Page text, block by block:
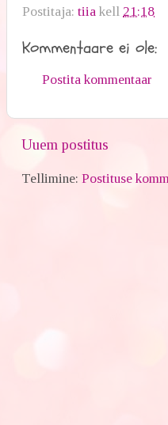
Postitaja:tiia kell 21:18
Kommentaare ei ole:
Postita kommentaar
Uuem postitus
Tellimine:Postituse